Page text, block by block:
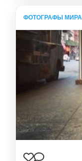
ФОТОГРАФЫ МИРА